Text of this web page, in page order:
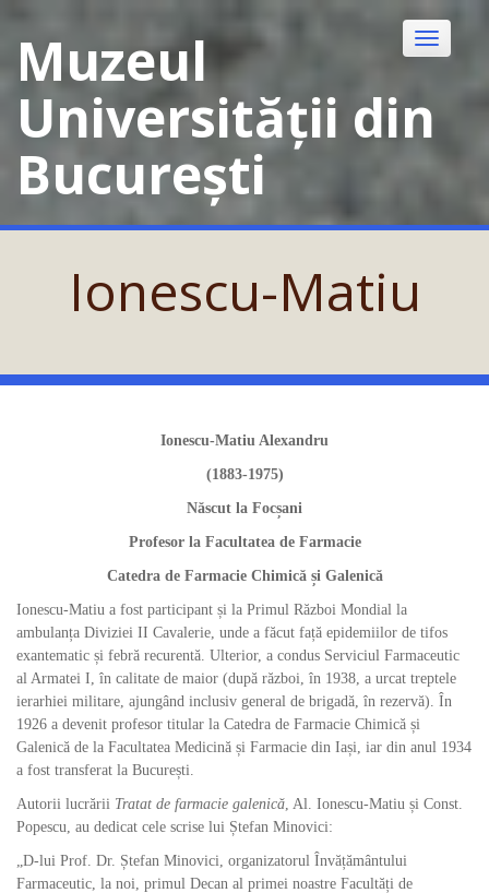
contentMuzeul
Universității din
București
Toggle
Ionescu-Matiu
Ionescu-Matiu Alexandru
(1883-1975)
Născut la Focșani
Profesor la Facultatea de Farmacie
Catedra de Farmacie Chimică și Galenică
Ionescu-Matiu a fost participant și la Primul Război Mondial la
ambulanța Diviziei II Cavalerie, unde a făcut față epidemiilor de tifos
exantematic și febră recurentă. Ulterior, a condus Serviciul Farmaceutic
al Armatei I, în calitate de maior (după război, în 1938, a urcat treptele
ierarhiei militare, ajungând inclusiv general de brigadă, în rezervă). În
1926 a devenit profesor titular la Catedra de Farmacie Chimică și
Galenică de la Facultatea Medicină și Farmacie din Iași, iar din anul 1934
a fost transferat la București.
Autorii lucrării Tratat de farmacie galenică, Al. Ionescu-Matiu și Const.
Popescu, au dedicat cele scrise lui Ștefan Minovici:
„D-lui Prof. Dr. Ștefan Minovici, organizatorul Învățământului
Farmaceutic, la noi, primul Decan al primei noastre Facultăți de